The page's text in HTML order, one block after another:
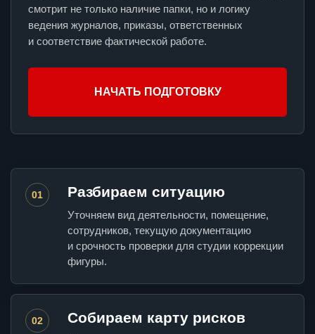
смотрит не только наличие папки, но и логику
ведения журналов, приказы, ответственных
и соответствие фактической работе.
НАЧАТЬ ПОДГОТОВКУ
01 Разбираем ситуацию
Уточняем вид деятельности, помещение,
сотрудников, текущую документацию
и срочность проверки для студии коррекции
фигуры.
02 Собираем карту рисков